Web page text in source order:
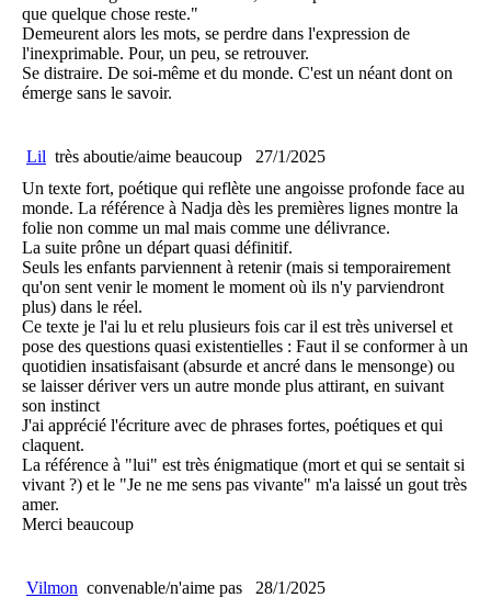
que quelque chose reste."
Demeurent alors les mots, se perdre dans l'expression de
l'inexprimable. Pour, un peu, se retrouver.
Se distraire. De soi-même et du monde. C'est un néant dont on
émerge sans le savoir.
Lil très aboutie/aime beaucoup
27/1/2025
Un texte fort, poétique qui reflète une angoisse profonde face au
monde. La référence à Nadja dès les premières lignes montre la
folie non comme un mal mais comme une délivrance.
La suite prône un départ quasi définitif.
Seuls les enfants parviennent à retenir (mais si temporairement
qu'on sent venir le moment le moment où ils n'y parviendront
plus) dans le réel.
Ce texte je l'ai lu et relu plusieurs fois car il est très universel et
pose des questions quasi existentielles : Faut il se conformer à un
quotidien insatisfaisant (absurde et ancré dans le mensonge) ou
se laisser dériver vers un autre monde plus attirant, en suivant
son instinct
J'ai apprécié l'écriture avec de phrases fortes, poétiques et qui
claquent.
La référence à "lui" est très énigmatique (mort et qui se sentait si
vivant ?) et le "Je ne me sens pas vivante" m'a laissé un gout très
amer.
Merci beaucoup
Vilmon convenable/n'aime pas
28/1/2025